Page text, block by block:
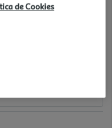
de Cookies